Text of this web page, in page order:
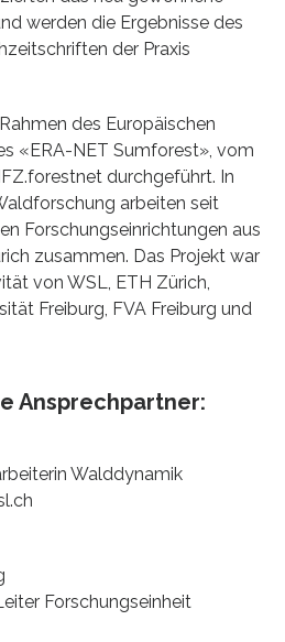
werden die Ergebnisse des
der Praxis
des Europäischen
«ERA-NET Sumforest», vom
durchgeführt. In
arbeiten seit
Forschungseinrichtungen aus
zusammen. Das Projekt war
von WSL, ETH Zürich,
Freiburg, FVA Freiburg und
Ansprechpartner:
Walddynamik
Forschungseinheit